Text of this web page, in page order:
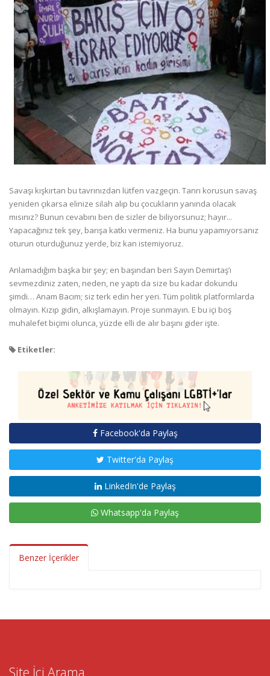
Savaşı kışkırtan bu tavrınızdan lütfen vazgeçin. Tanrı korusun savaş
yeniden çıkarsa elinize silah alıp bu çocukların yanında olacak
mısınız? Bunun cevabını ben de sizler de biliyorsunuz; hayır...
Yapacağınız tek şey, barışa katkı vermeniz. Ha bunu yapamıyorsanız
oturun oturduğunuz yerde, biz kan istemiyoruz.
Anlamadığım başka bir şey; en başından beri Sayın Demirtaş’ı
sevmezdiniz zaten, neden, ne yaptı da size bu kadar dokundu
şimdi… Anam Bacım; siz terk edin her yeri. Tüm politik platformlarda
olmayın. Kızıp gidin, alkışlamayın. Proje sunmayın. E bu içi boş
muhalefet biçimi olunca, yüzde elli de alır başını gider işte.
Etiketler:
Facebook'da Paylaş
Twitter'da Paylaş
LinkedIn'de Paylaş
Whatsapp'da Paylaş
Benzer İçerikler
Site İçi Arama